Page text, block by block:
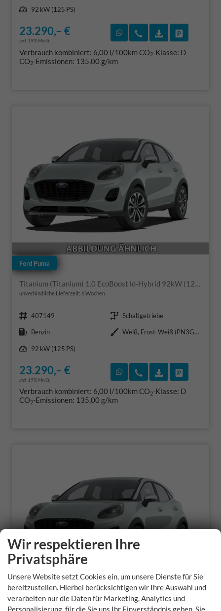
Leistung
92 kW (125 PS)
23.290,– €
incl. 19% MwSt.
Rückruf vereinbaren
Wir rufen Sie an
Verbrauch kombiniert: 6,00 l/100kmCO2-Klasse: D
CO2-Emissionen: 135,00 g/km
Ford Puma
Titanium (Titanium) 1.0 EcoBoost ld-Hybrid 92kW (125 PS) 7-Gang-DSG
unverbindliche Lieferzeit: 6 Wochen
Fahrzeugnr. 407149 Getriebe Schaltgetriebe
Kraftstoff Benzin Außenfarbe
Weiß, Frost-Weiß (PN3GZ0)
Leistung
92 kW (125 PS)
23.290,– €
incl. 19% MwSt.
Rückruf vereinbaren
Wir rufen Sie an
Verbrauch kombiniert: 6,00 l/100kmCO2-Klasse: D
CO2-Emissionen: 135,00 g/km
Ford Puma
Wir respektieren Ihre
Privatsphäre
Unsere Website setzt Cookies ein, um unsere Dienste für Sie
bereitzustellen. Hierbei berücksichtigen wir Ihre Auswahl und
verarbeiten nur die Daten für Marketing, Analytics und
Personalisierung, für die Sie uns Ihr Einverständnis geben. Sie